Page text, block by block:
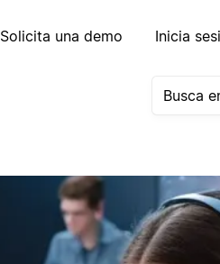
Solicita una demo Inicia